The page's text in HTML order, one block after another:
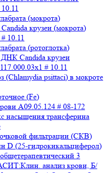
(мокрота)
крузеи (мокрота)
10.11
(ротоглотка)
Candida крузеи
# 10.11
(Chlamydia psittaci) в мокроте
(Fe)
A09.05.124 # 08-172
насыщения трансферина
фильтрации (СКВ)
D (25-гидрокикальциферол)
3
анализ крови, Б/